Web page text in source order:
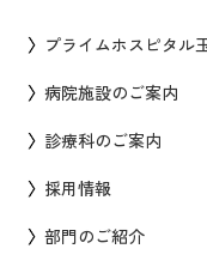
プライムホスピタル
病院施設のご案内
診療科のご案内
採用情報
部門のご紹介